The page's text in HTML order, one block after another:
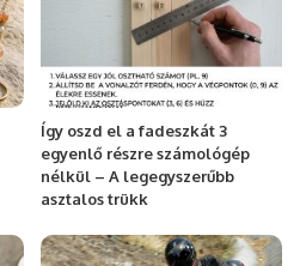
Így oszd el a fadeszkát 3
egyenlő részre számológép
nélkül – A legegyszerűbb
asztalos trükk